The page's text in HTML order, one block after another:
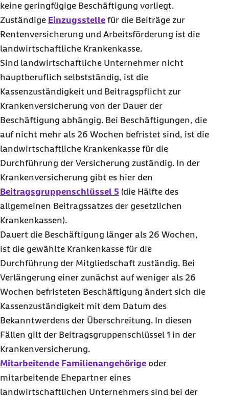
keine geringfügige Beschäftigung vorliegt.
Zuständige Einzugsstelle für die Beiträge zur
Rentenversicherung und Arbeitsförderung ist die
landwirtschaftliche Krankenkasse.
Sind landwirtschaftliche Unternehmer nicht
hauptberuflich selbstständig, ist die
Kassenzuständigkeit und Beitragspflicht zur
Krankenversicherung von der Dauer der
Beschäftigung abhängig. Bei Beschäftigungen, die
auf nicht mehr als 26 Wochen befristet sind, ist die
landwirtschaftliche Krankenkasse für die
Durchführung der Versicherung zuständig. In der
Krankenversicherung gibt es hier den
Beitragsgruppenschlüssel 5 (die Hälfte des
allgemeinen Beitragssatzes der gesetzlichen
Krankenkassen).
Dauert die Beschäftigung länger als 26 Wochen,
ist die gewählte Krankenkasse für die
Durchführung der Mitgliedschaft zuständig. Bei
Verlängerung einer zunächst auf weniger als 26
Wochen befristeten Beschäftigung ändert sich die
Kassenzuständigkeit mit dem Datum des
Bekanntwerdens der Überschreitung. In diesen
Fällen gilt der Beitragsgruppenschlüssel 1 in der
Krankenversicherung.
Mitarbeitende Familienangehörige oder
mitarbeitende Ehepartner eines
landwirtschaftlichen Unternehmers sind bei der